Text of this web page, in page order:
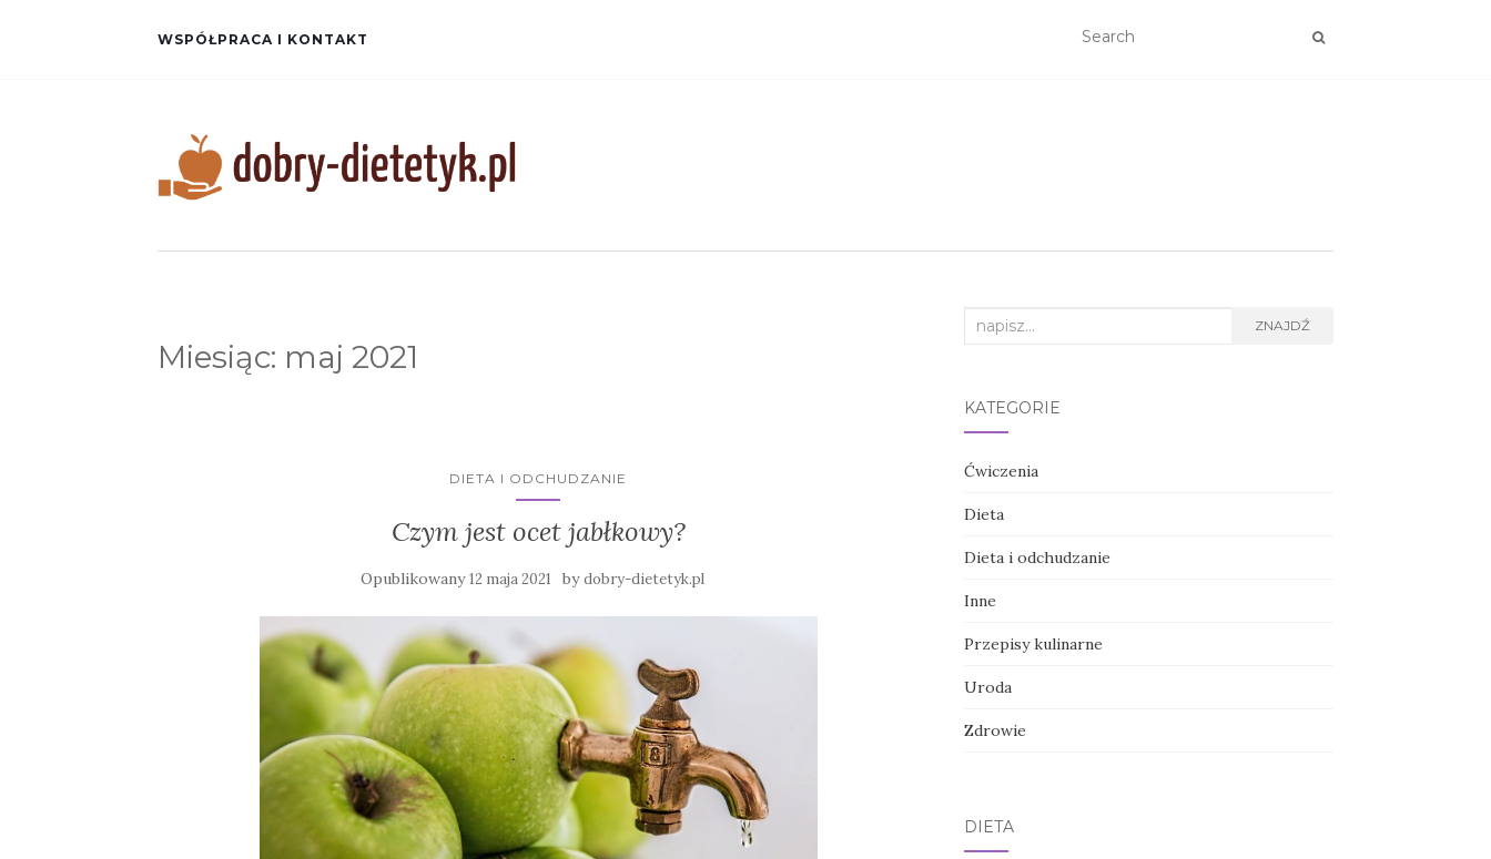
WSPÓŁPRACA I KONTAKT
Miesiąc: maj 2021
DIETA I ODCHUDZANIE
Czym jest ocet jabłkowy?
Opublikowany12 maja 2021 bydobry-dietetyk.pl
Search
ZNAJDŹ
KATEGORIE
Ćwiczenia
Dieta
Dieta i odchudzanie
Inne
Przepisy kulinarne
Uroda
Zdrowie
DIETA